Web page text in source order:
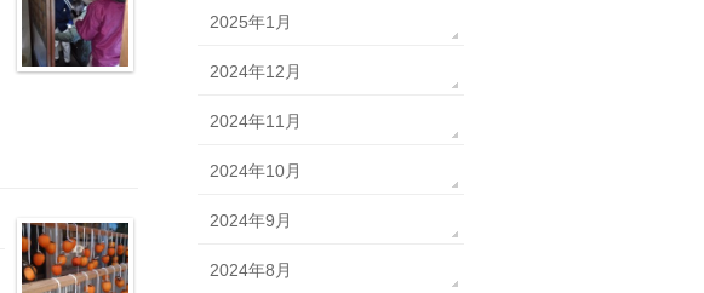
2025年1月
2024年12月
2024年11月
2024年10月
2024年9月
2024年8月